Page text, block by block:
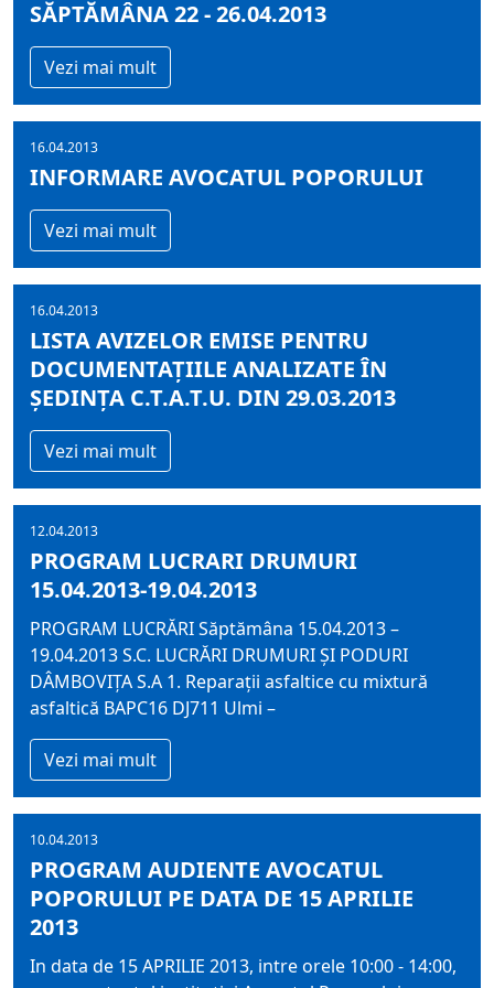
SĂPTĂMÂNA 22 - 26.04.2013
Vezi mai mult
16.04.2013
INFORMARE AVOCATUL POPORULUI
Vezi mai mult
16.04.2013
LISTA AVIZELOR EMISE PENTRU
DOCUMENTAȚIILE ANALIZATE ÎN
ȘEDINȚA C.T.A.T.U. DIN 29.03.2013
Vezi mai mult
12.04.2013
PROGRAM LUCRARI DRUMURI
15.04.2013-19.04.2013
PROGRAM LUCRĂRI Săptămâna 15.04.2013 –
19.04.2013 S.C. LUCRĂRI DRUMURI ŞI PODURI
DÂMBOVIŢA S.A 1. Reparaţii asfaltice cu mixtură
asfaltică BAPC16 DJ711 Ulmi –
Vezi mai mult
10.04.2013
PROGRAM AUDIENTE AVOCATUL
POPORULUI PE DATA DE 15 APRILIE
2013
In data de 15 APRILIE 2013, intre orele 10:00 - 14:00,